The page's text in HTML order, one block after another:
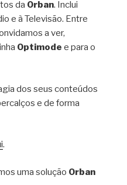
da Orban. Inclui
e à Televisão. Entre
a ver,
Optimode e para o
dos seus conteúdos
e de forma
.
uma solução Orban